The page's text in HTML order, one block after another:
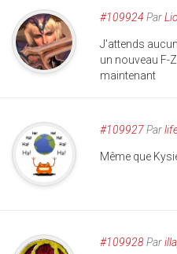
#109924 Par
J'attends
un nouveau F-
maintenant
#109927Par
Même que
#109928Par